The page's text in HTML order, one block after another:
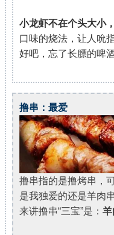
小龙虾不在个头大小
口味的烧法，让人吮
好吧，忘了长膘的啤酒
撸串：最爱
撸串指的是撸烤串，
是我独爱的还是羊肉
来讲撸串“三宝”是： 羊